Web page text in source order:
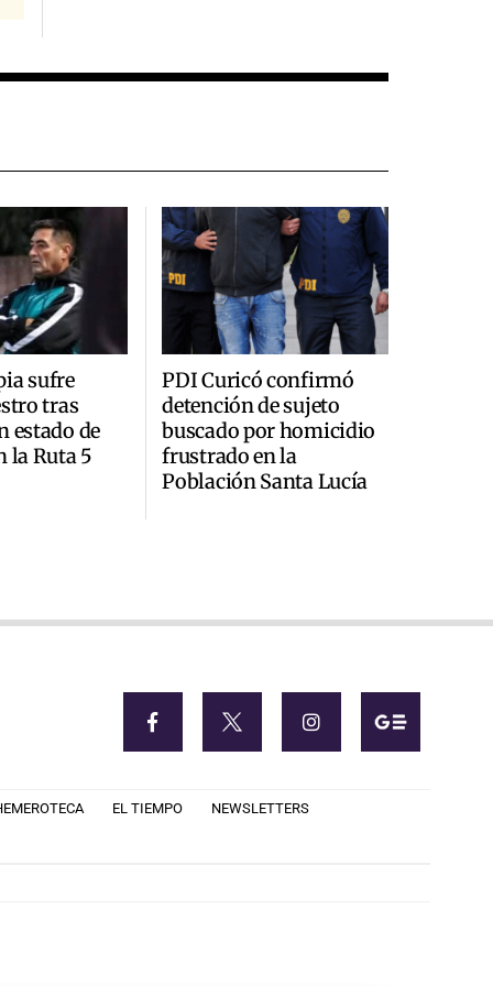
sufre
tras
estado de
la Ruta 5
PDI Curicó confirmó
detención de sujeto
buscado por homicidio
frustrado en la
Población Santa Lucía
EL TIEMPO NEWSLETTERS